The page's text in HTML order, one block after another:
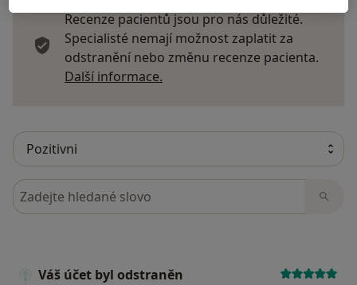
Recenze pacientů jsou pro nás důležité.
Specialisté nemají možnost zaplatit za
odstranění nebo změnu recenze pacienta.
Další informace.
Hledejte v názorech
Váš účet byl odstraněn